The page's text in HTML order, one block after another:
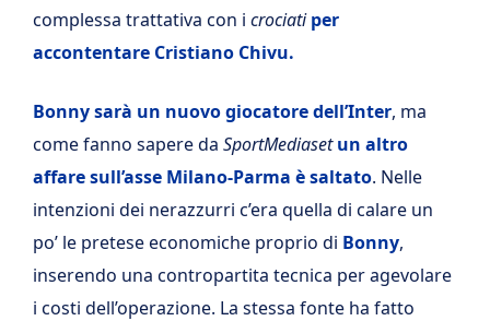
complessa trattativa con i crociati per
accontentare Cristiano Chivu.
Bonny sarà un nuovo giocatore dell’Inter, ma
come fanno sapere da SportMediaset un altro
affare sull’asse Milano-Parma è saltato. Nelle
intenzioni dei nerazzurri c’era quella di calare un
po’ le pretese economiche proprio di Bonny,
inserendo una contropartita tecnica per agevolare
i costi dell’operazione. La stessa fonte ha fatto